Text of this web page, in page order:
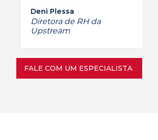
Deni Plessa
Diretora de RH da
Upstream
FALE COM UM ESPECIALISTA